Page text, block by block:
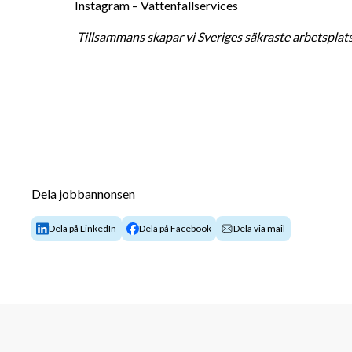
Instagram – Vattenfallservices
Tillsammans skapar vi Sveriges säkraste
Dela jobbannonsen
Dela på LinkedIn Dela på Facebook Dela via mail